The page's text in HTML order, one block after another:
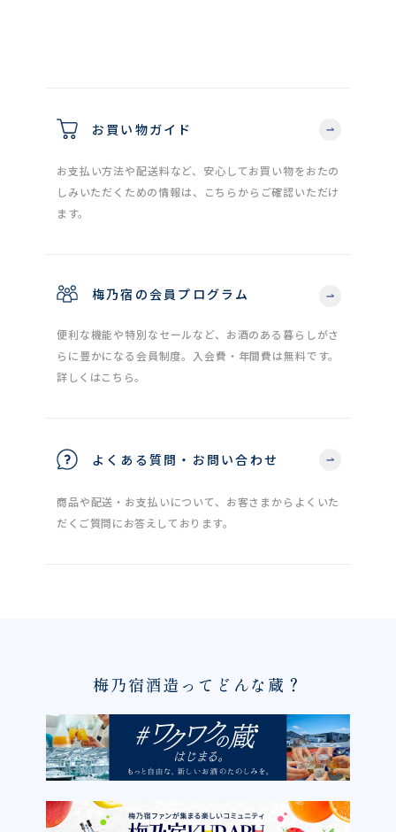
お買い物ガイド
お支払い方法や配送料など、安心してお買い物をおたの
しみいただくための情報は、こちらからご確認いただけ
ます。
梅乃宿の会員プログラム
便利な機能や特別なセールなど、お酒のある暮らしがさ
らに豊かになる会員制度。入会費・年間費は無料です。
詳しくはこちら。
よくある質問・お問い合わせ
商品や配送・お支払いについて、お客さまからよくいた
だくご質問にお答えしております。
梅乃宿酒造ってどんな蔵？